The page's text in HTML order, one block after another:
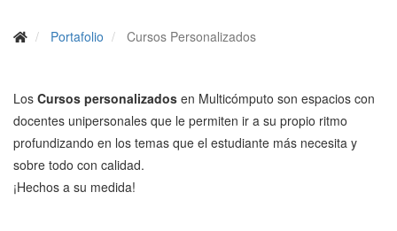
Portafolio Cursos Personalizados
Los Cursos personalizados en Multicómputo son espacios con
docentes unipersonales que le permiten ir a su propio ritmo
profundizando en los temas que el estudiante más necesita y
sobre todo con calidad.
¡Hechos a su medida!